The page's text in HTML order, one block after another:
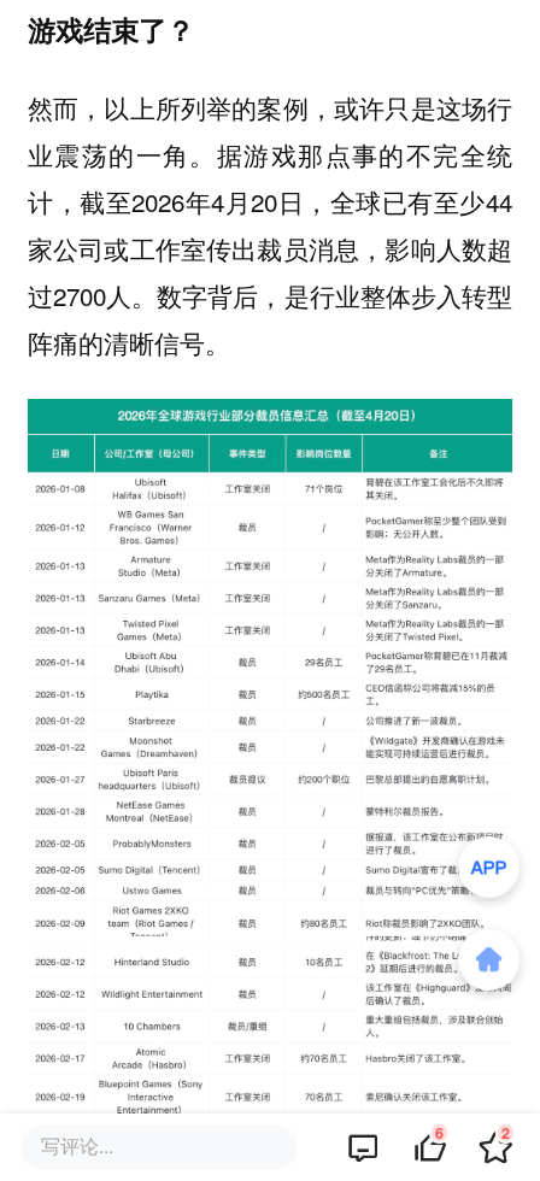
游戏结束了？
然而，以上所列举的案例，或许只是这场行
业震荡的一角。据游戏那点事的不完全统
计，截至2026年4月20日，全球已有至少44
家公司或工作室传出裁员消息，影响人数超
过2700人。数字背后，是行业整体步入转型
阵痛的清晰信号。
写评论... 6 2